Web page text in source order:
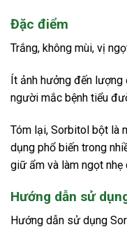
Đặc điểm
Trắng, không mùi, vị
Ít ảnh hưởng đến lượng
người mắc bệnh tiểu
Tóm lại, Sorbitol bột là
dụng phổ biến trong
giữ ẩm và làm ngọt nhẹ
Hướng dẫn sử
Hướng dẫn sử dụng